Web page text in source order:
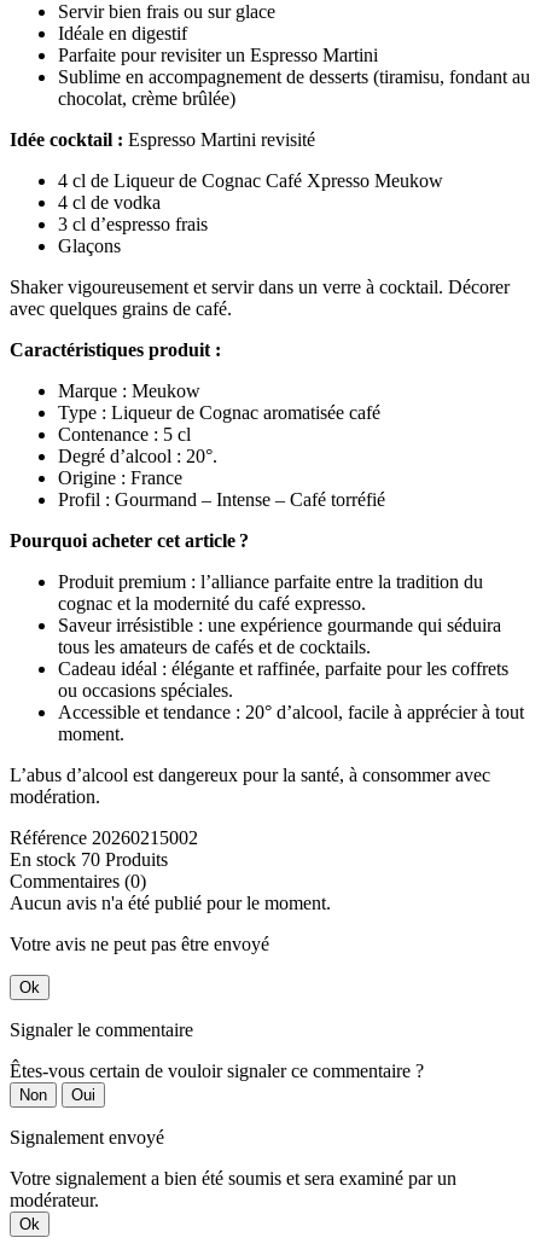
Servir bien frais ou sur glace
Idéale en digestif
Parfaite pour revisiter un Espresso Martini
Sublime en accompagnement de desserts (tiramisu, fondant au
chocolat, crème brûlée)
Idée cocktail : Espresso Martini revisité
4 cl de Liqueur de Cognac Café Xpresso Meukow
4 cl de vodka
3 cl d’espresso frais
Glaçons
Shaker vigoureusement et servir dans un verre à cocktail. Décorer
avec quelques grains de café.
Caractéristiques produit :
Marque : Meukow
Type : Liqueur de Cognac aromatisée café
Contenance : 5 cl
Degré d’alcool : 20°.
Origine : France
Profil : Gourmand – Intense – Café torréfié
Pourquoi acheter cet article ?
Produit premium : l’alliance parfaite entre la tradition du
cognac et la modernité du café expresso.
Saveur irrésistible : une expérience gourmande qui séduira
tous les amateurs de cafés et de cocktails.
Cadeau idéal : élégante et raffinée, parfaite pour les coffrets
ou occasions spéciales.
Accessible et tendance : 20° d’alcool, facile à apprécier à tout
moment.
L’abus d’alcool est dangereux pour la santé, à consommer avec
modération.
Référence 20260215002
En stock 70 Produits
Commentaires (0)
Aucun avis n'a été publié pour le moment.
Votre avis ne peut pas être envoyé
Ok
Signaler le commentaire
Êtes-vous certain de vouloir signaler ce commentaire ?
Non Oui
Signalement envoyé
Votre signalement a bien été soumis et sera examiné par un
modérateur.
Ok